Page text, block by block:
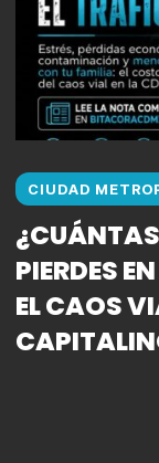
CIUDAD
PIERDES
EL CAOS